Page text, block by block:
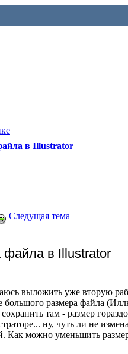
в Illustrator
Следущая тема
файла в Illustrator
выложить уже вторую
большого размера файла
там - размер
ну, чуть ли не
Как можно уменьшить